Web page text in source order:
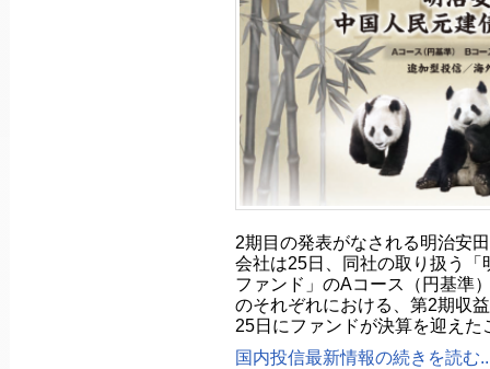
2期目の発表がなされる明治安
会社は25日、同社の取り扱う
ファンド」のAコース（円基準
のそれぞれにおける、第2期収
25日にファンドが決算を迎え
国内投信最新情報の続きを読む